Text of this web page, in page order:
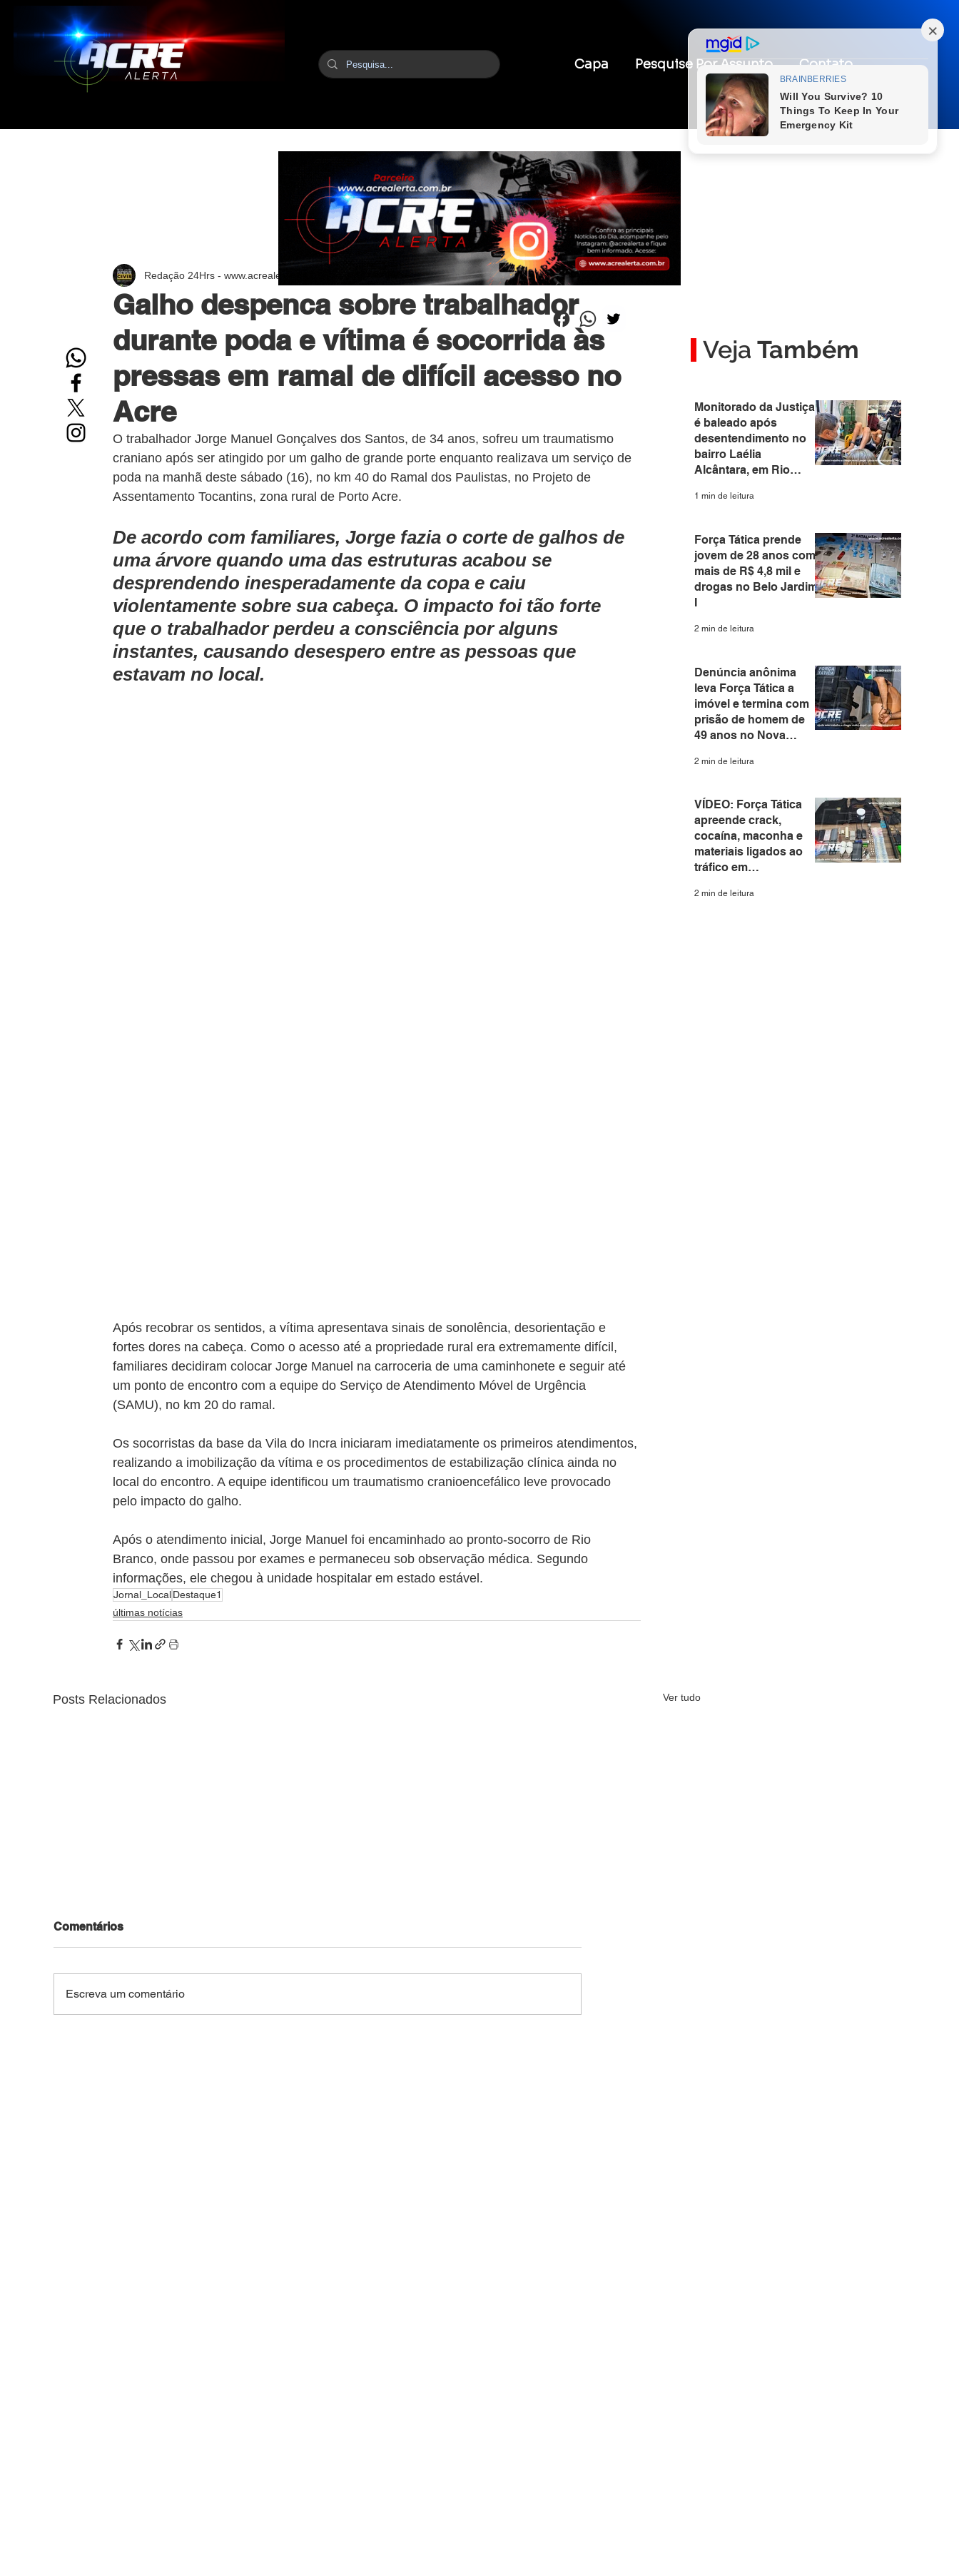
Capa Pesquise Por Assunto Contato
Galho despenca sobre trabalhador
durante poda e vítima é socorrida às
pressas em ramal de difícil acesso no
Acre
Redação 24Hrs - www.acrealerta.com.br 16 de mai. 1 min de leitura
O trabalhador Jorge Manuel Gonçalves dos Santos, de 34 anos, sofreu um traumatismo
craniano após ser atingido por um galho de grande porte enquanto realizava um serviço de
poda na manhã deste sábado (16), no km 40 do Ramal dos Paulistas, no Projeto de
Assentamento Tocantins, zona rural de Porto Acre.
De acordo com familiares, Jorge fazia o corte de galhos de
uma árvore quando uma das estruturas acabou se
desprendendo inesperadamente da copa e caiu
violentamente sobre sua cabeça. O impacto foi tão forte
que o trabalhador perdeu a consciência por alguns
instantes, causando desespero entre as pessoas que
estavam no local.
Após recobrar os sentidos, a vítima apresentava sinais de sonolência, desorientação e
fortes dores na cabeça. Como o acesso até a propriedade rural era extremamente difícil,
familiares decidiram colocar Jorge Manuel na carroceria de uma caminhonete e seguir até
um ponto de encontro com a equipe do Serviço de Atendimento Móvel de Urgência
(SAMU), no km 20 do ramal.
Os socorristas da base da Vila do Incra iniciaram imediatamente os primeiros atendimentos,
realizando a imobilização da vítima e os procedimentos de estabilização clínica ainda no
local do encontro. A equipe identificou um traumatismo cranioencefálico leve provocado
pelo impacto do galho.
Após o atendimento inicial, Jorge Manuel foi encaminhado ao pronto-socorro de Rio
Branco, onde passou por exames e permaneceu sob observação médica. Segundo
informações, ele chegou à unidade hospitalar em estado estável.
Jornal_LocalDestaque1
últimas notícias
Posts Relacionados Ver tudo
Comentários
Escreva um comentário
Monitorado da Justiça
é baleado após
desentendimento no
bairro Laélia
Alcântara, em Rio
1 min de leitura
Força Tática prende
jovem de 28 anos com
mais de R$ 4,8 mil e
drogas no Belo Jardim
I
2 min de leitura
Denúncia anônima
leva Força Tática a
imóvel e termina com
prisão de homem de
49 anos no Nova
2 min de leitura
VÍDEO: Força Tática
apreende crack,
cocaína, maconha e
materiais ligados ao
tráfico em
Helena
2 min de leitura
Veja Também